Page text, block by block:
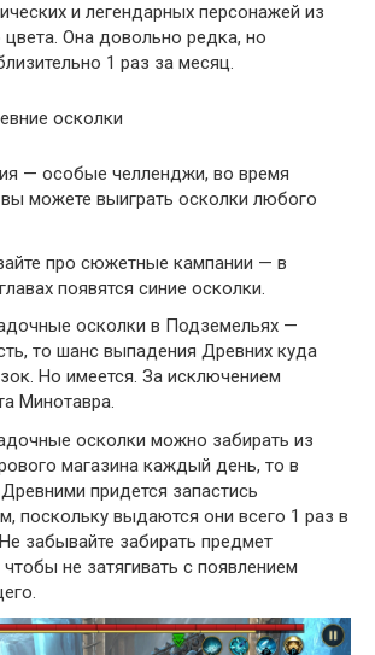
и легендарных персонажей из
цвета. Она довольно редка, но
1 раз за месяц.
осколки
— особые челленджи, во время
можете выиграть осколки любого
про сюжетные кампании — в
появятся синие осколки.
осколки в Подземельях —
то шанс выпадения Древних куда
Но имеется. За исключением
Минотавра.
осколки можно забирать из
магазина каждый день, то в
придется запастись
поскольку выдаются они всего 1 раз в
забывайте забирать предмет
не затягивать с появлением